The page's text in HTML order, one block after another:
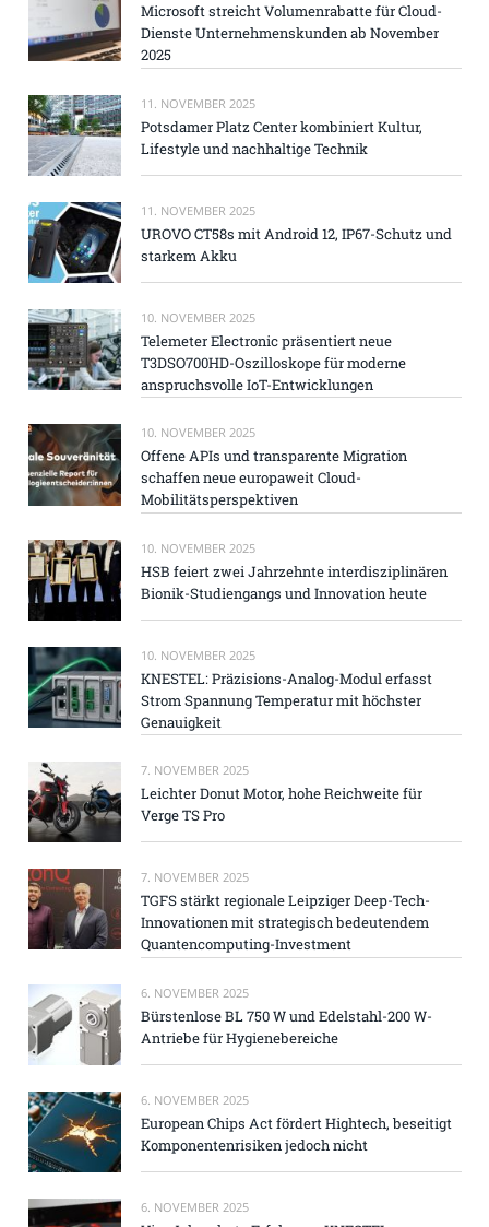
Microsoft streicht Volumenrabatte für Cloud-
Dienste Unternehmenskunden ab November
2025
11. NOVEMBER 2025
Potsdamer Platz Center kombiniert Kultur,
Lifestyle und nachhaltige Technik
11. NOVEMBER 2025
UROVO CT58s mit Android 12, IP67-Schutz und
starkem Akku
10. NOVEMBER 2025
Telemeter Electronic präsentiert neue
T3DSO700HD-Oszilloskope für moderne
anspruchsvolle IoT-Entwicklungen
10. NOVEMBER 2025
Offene APIs und transparente Migration
schaffen neue europaweit Cloud-
Mobilitätsperspektiven
10. NOVEMBER 2025
HSB feiert zwei Jahrzehnte interdisziplinären
Bionik-Studiengangs und Innovation heute
10. NOVEMBER 2025
KNESTEL: Präzisions-Analog-Modul erfasst
Strom Spannung Temperatur mit höchster
Genauigkeit
7. NOVEMBER 2025
Leichter Donut Motor, hohe Reichweite für
Verge TS Pro
7. NOVEMBER 2025
TGFS stärkt regionale Leipziger Deep-Tech-
Innovationen mit strategisch bedeutendem
Quantencomputing-Investment
6. NOVEMBER 2025
Bürstenlose BL 750 W und Edelstahl-200 W-
Antriebe für Hygienebereiche
6. NOVEMBER 2025
European Chips Act fördert Hightech, beseitigt
Komponentenrisiken jedoch nicht
6. NOVEMBER 2025